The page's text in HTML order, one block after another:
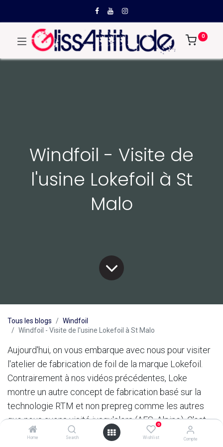
Home Search
0
Wishlist Compte
0
Windfoil - Visite de
l'usine Lokefoil à St
Malo
Tous les blogs
Windfoil
Windfoil - Visite de l'usine Lokefoil à St Malo
Aujourd'hui, on vous embarque avec nous pour visiter
l'atelier de fabrication de foil de la marque Lokefoil.
Contrairement à nos vidéos précédentes, Loke
montre un autre concept de fabrication basé sur la
technologie RTM et non prepreg comme les autres
que nous avons visité jusqu'alors (AFS, Alpine). C'est
aussi une autre dimension et vision de l'entreprise.